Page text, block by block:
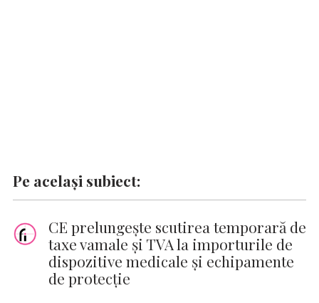
Pe același subiect:
CE prelungeşte scutirea temporară de
taxe vamale şi TVA la importurile de
dispozitive medicale şi echipamente
de protecţie